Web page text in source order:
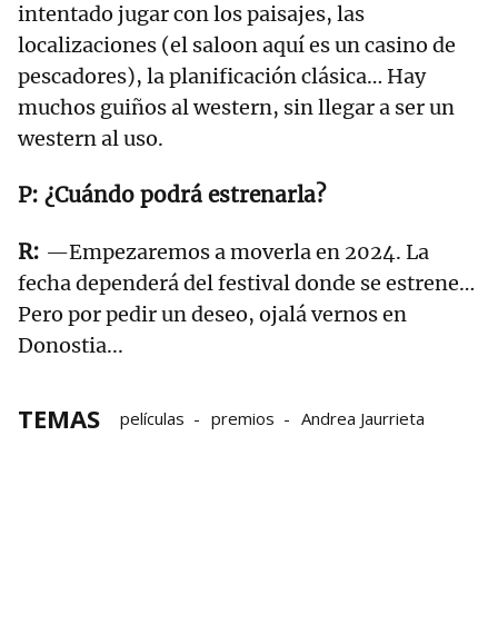
intentado jugar con los paisajes, las
localizaciones (el saloon aquí es un casino de
pescadores), la planificación clásica… Hay
muchos guiños al western, sin llegar a ser un
western al uso.
¿Cuándo podrá estrenarla?
—Empezaremos a moverla en 2024. La
fecha dependerá del festival donde se estrene…
Pero por pedir un deseo, ojalá vernos en
Donostia...
TEMAS películas premios Andrea Jaurrieta